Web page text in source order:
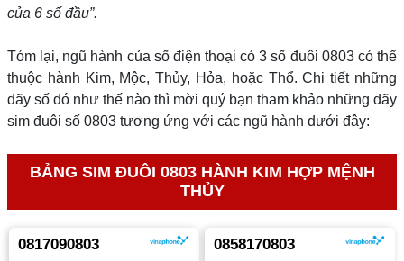
của 6 số đầu”.
Tóm lại, ngũ hành của số điện thoại có 3 số đuôi 0803 có thể
thuộc hành Kim, Mộc, Thủy, Hỏa, hoặc Thổ. Chi tiết những
dãy số đó như thế nào thì mời quý bạn tham khảo những dãy
sim đuôi số 0803 tương ứng với các ngũ hành dưới đây:
BẢNG SIM ĐUÔI 0803 HÀNH KIM HỢP MỆNH
THỦY
0817090803 0858170803